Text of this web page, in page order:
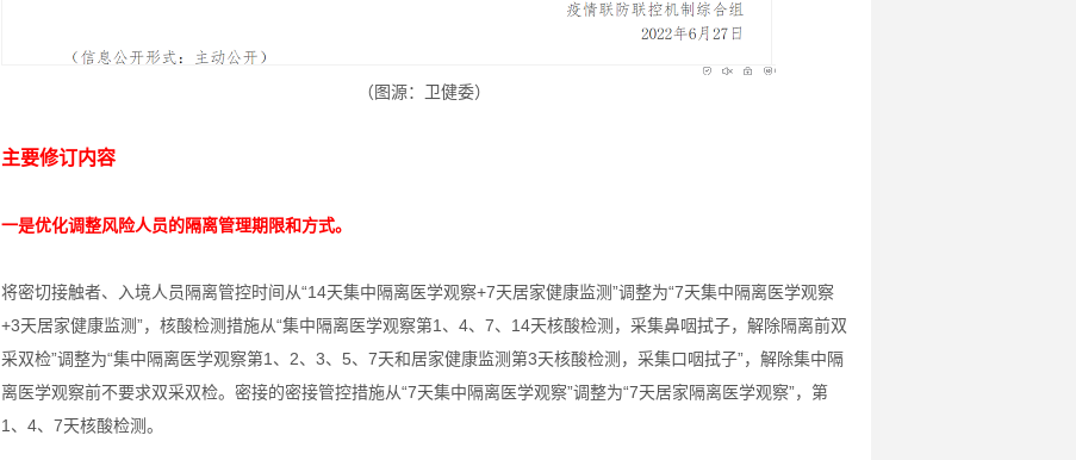
（图源：卫健委）
主要修订内容
一是优化调整风险人员的隔离管理期限和方式。
将密切接触者、入境人员隔离管控时间从“14天集中隔离医学观察+7天居家健康监测”调整为“7天集中隔离医学观察
+3天居家健康监测”，核酸检测措施从“集中隔离医学观察第1、4、7、14天核酸检测，采集鼻咽拭子，解除隔离前双
采双检”调整为“集中隔离医学观察第1、2、3、5、7天和居家健康监测第3天核酸检测，采集口咽拭子”，解除集中隔
离医学观察前不要求双采双检。密接的密接管控措施从“7天集中隔离医学观察”调整为“7天居家隔离医学观察”，第
1、4、7天核酸检测。